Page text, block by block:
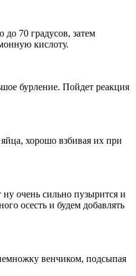
70 градусов, затем
кислоту.
бурление. Пойдет реакция
хорошо взбивая их при
ну очень сильно пузырится и
осесть и будем добавлять
венчиком, подсыпая